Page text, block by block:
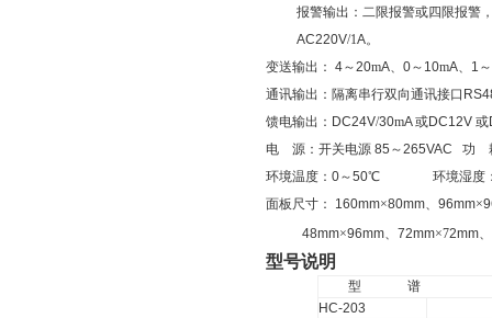
报警输出：二限报警或四限报警
AC220V/1A。
变送输出： 4～20mA、 0～ 10mA、 1
通讯输出：隔离串行双向通讯接口
馈电输出： DC24V/30mA或DC12V 或
电
源：开关电源85 ～265VAC 功
环境温度： 0～50℃ 环境湿度
面板尺寸：
160mm×80mm、 96mm×
48mm×96mm、 72mm×72mm、
型号说明
型
谱
HC-203